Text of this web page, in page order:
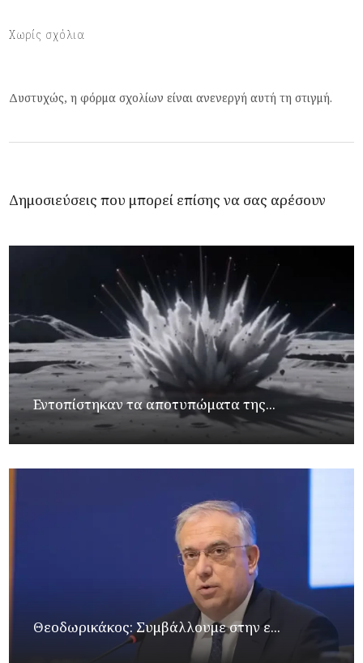
Χωρίς σχόλια
Δυστυχώς, η φόρμα σχολίων είναι ανενεργή αυτή τη στιγμή.
Δημοσιεύσεις που μπορεί επίσης να σας αρέσουν
Εντοπίστηκαν τα αποτυπώματα της...
Θεοδωρικάκος: Συμβάλλουμε στην ε...